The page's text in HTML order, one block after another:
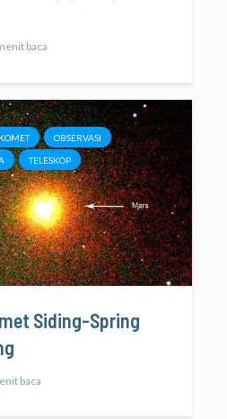
baca
KOMET OBSERVASI
TELESKOP
Siding-Spring
baca